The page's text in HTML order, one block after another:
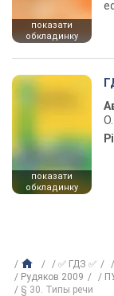
показати
обкладинку
показати
обкладинку
✅ ГДЗ ✅
Рудяков 2009
§ 30. Типы речи